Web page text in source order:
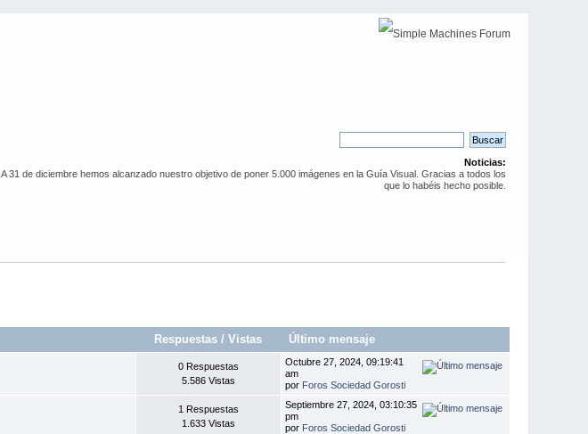
Noticias:
A 31 de diciembre hemos alcanzado nuestro objetivo de poner 5.000 imágenes en la Guía Visual. Gracias a todos los
que lo habéis hecho posible.
Respuestas /Vistas Último mensaje
0 Respuestas
5.586 Vistas
Octubre 27, 2024, 09:19:41
am
por Foros Sociedad Gorosti
1 Respuestas
1.633 Vistas
Septiembre 27, 2024, 03:10:35
pm
por Foros Sociedad Gorosti